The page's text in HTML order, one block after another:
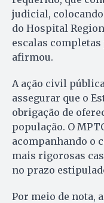
judicial,
do Hospital
escalas completas
afirmou.
A ação civil
assegurar que o
obrigação de
população. O
acompanhando o
mais rigorosas
no prazo
Por meio de nota,